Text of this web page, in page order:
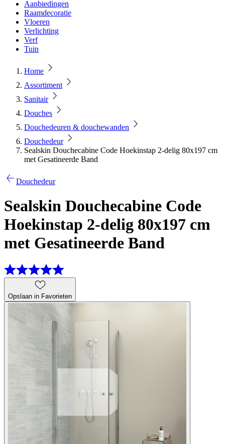
Aanbiedingen
Raamdecoratie
Vloeren
Verlichting
Verf
Tuin
Home
Assortiment
Sanitair
Douches
Douchedeuren & douchewanden
Douchedeur
Sealskin Douchecabine Code Hoekinstap 2-delig 80x197 cm
met Gesatineerde Band
Douchedeur
Sealskin Douchecabine Code
Hoekinstap 2-delig 80x197 cm
met Gesatineerde Band
Opslaan in Favorieten